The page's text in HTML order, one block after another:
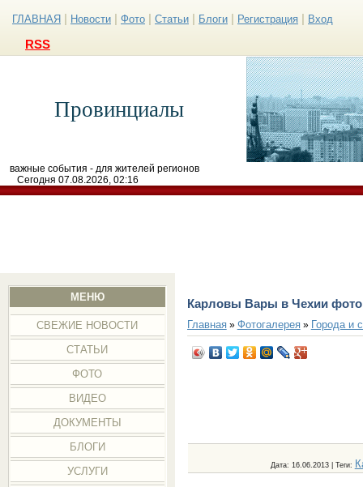
ГЛАВНАЯ Новости Фото Статьи Блоги Регистрация Вход
RSS
Провинциалы
важные события - для жителей регионов
Сегодня 07.08.2026, 02:16
МЕНЮ
СВЕЖИЕ НОВОСТИ
СТАТЬИ
ФОТО
ВИДЕО
ДОКУМЕНТЫ
БЛОГИ
УСЛУГИ
Карловы Вары в Чехии фото
Главная» Фотогалерея» Города и
Дата: 16.06.2013 | Теги: